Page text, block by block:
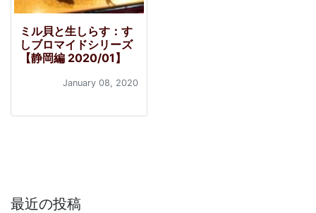
ミル貝と生しらす：す
しブロマイドシリーズ
【静岡編 2020/01】
January 08, 2020
最近の投稿